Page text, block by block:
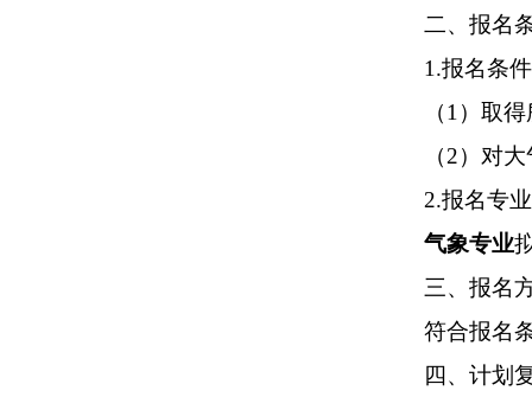
二、报名
1.报名条件
（1 ）取
（2）对
2.报名专
气象专业
三、报名
符合报名
四、计划